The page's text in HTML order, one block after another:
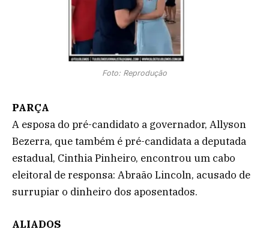
Foto: Reprodução
PARÇA
A esposa do pré-candidato a governador, Allyson
Bezerra, que também é pré-candidata a deputada
estadual, Cinthia Pinheiro, encontrou um cabo
eleitoral de responsa: Abraão Lincoln, acusado de
surrupiar o dinheiro dos aposentados.
ALIADOS